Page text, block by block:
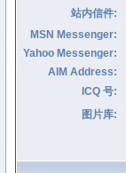
站内信件:
MSN Messenger:
Yahoo Messenger:
AIM Address:
ICQ 号:
图片库: